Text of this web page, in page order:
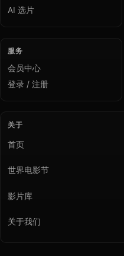
AI 选片
服务
会员中心
登录 / 注册
关于
首页
世界电影节
影片库
关于我们